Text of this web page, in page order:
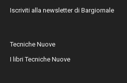
Iscriviti alla newsletter di Bargiornale
Tecniche Nuove
I libri Tecniche Nuove